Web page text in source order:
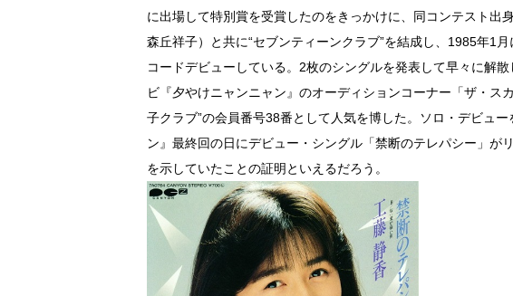
に出場して特別賞を受賞したのをきっかけに、同コンテスト出
森丘祥子）と共に“セブンティーンクラブ”を結成し、1985年1
コードデビューしている。2枚のシングルを発表して早々に解
ビ『夕やけニャンニャン』のオーディションコーナー「ザ・
子クラブ”の会員番号38番として人気を博した。ソロ・デビュ
ン』最終回の日にデビュー・シングル「禁断のテレパシー」が
を示していたことの証明といえるだろう。